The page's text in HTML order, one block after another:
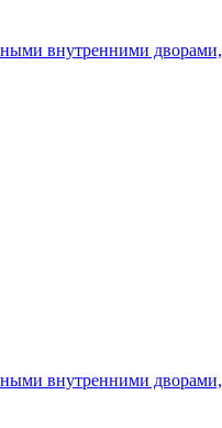
внутренними дворами,
внутренними дворами,